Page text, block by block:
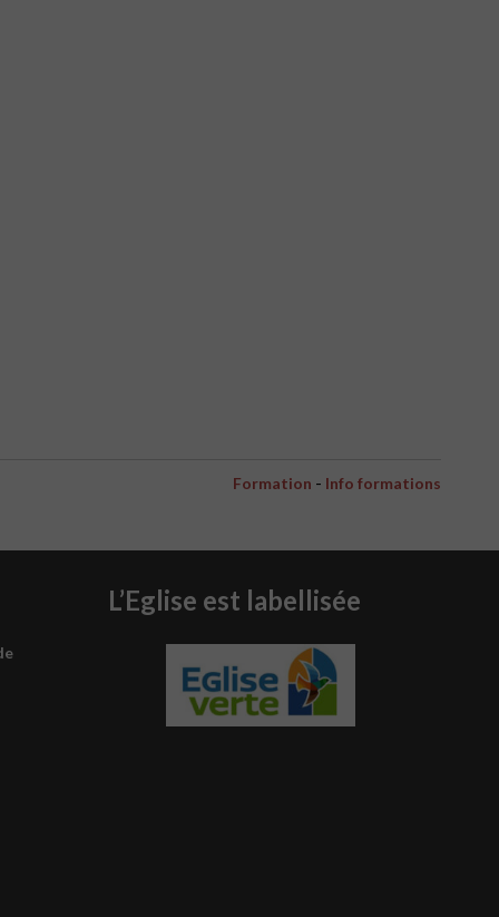
Formation - Info formations
L’Eglise est labellisée